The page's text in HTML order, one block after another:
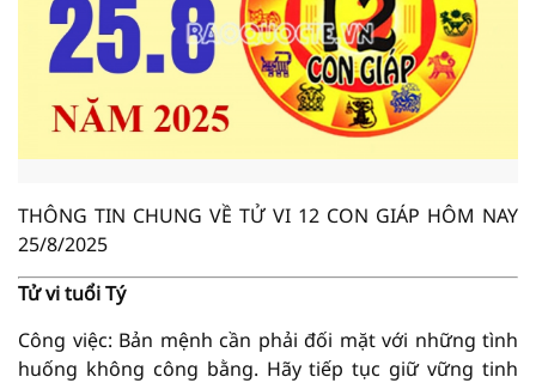
THÔNG TIN CHUNG VỀ TỬ VI 12 CON GIÁP HÔM NAY
25/8/2025
Tử vi tuổi Tý
Công việc: Bản mệnh cần phải đối mặt với những tình
huống không công bằng. Hãy tiếp tục giữ vững tinh